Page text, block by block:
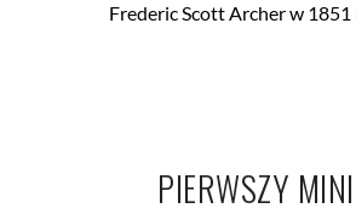
Frederic Scott Archer w
PIERWSZY